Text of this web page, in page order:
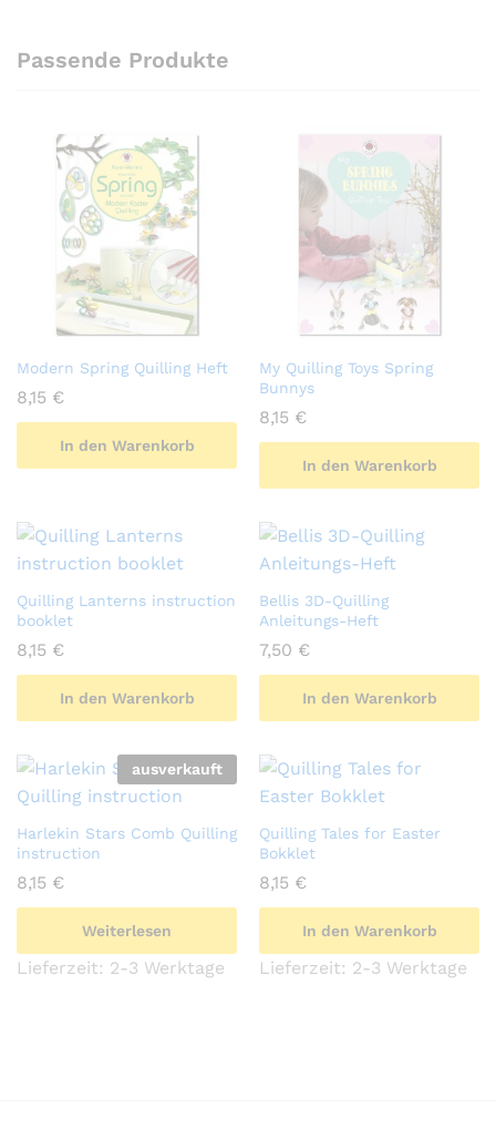
Passende Produkte
Modern Spring Quilling Heft
8,15 €
In den Warenkorb
My Quilling Toys Spring
Bunnys
8,15 €
In den Warenkorb
Quilling Lanterns instruction
booklet
8,15 €
In den Warenkorb
Bellis 3D-Quilling
Anleitungs-Heft
7,50 €
In den Warenkorb
ausverkauft
Harlekin Stars Comb Quilling
instruction
8,15 €
Weiterlesen
Lieferzeit: 2-3 Werktage
Quilling Tales for Easter
Bokklet
8,15 €
In den Warenkorb
Lieferzeit: 2-3 Werktage